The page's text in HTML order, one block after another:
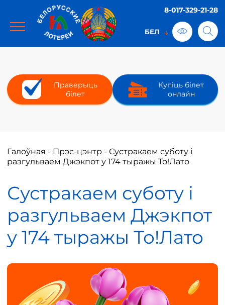
8-017-329-21-28
Праверыць
білет
Купіць білет
онлайн
Галоўная - Прэс-цэнтр - Сустракаем суботу і
разгульваем Джэкпот у 174 тыражы То!Лато
Сустракаем суботу і
разгульваем Джэкпот
у 174 тыражы То!Лато